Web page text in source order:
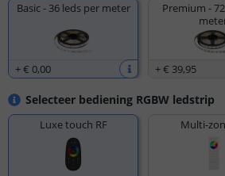
Basic - 36 leds per meter
+€ 0,00
Premium -
+€ 39,95
Selecteer bediening RGBW ledstrip
Luxe touch RF Multi-